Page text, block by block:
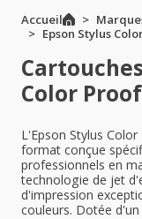
Accueil
Epson Stylus
Color
L'Epson Stylus
format conçue
professionnels en
technologie de jet
d'impression
couleurs. Dotée